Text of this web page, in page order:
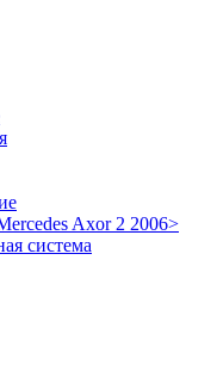
Axor 2 2006>
система